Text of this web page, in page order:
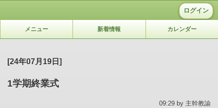
ログイン
メニュー 新着情報 カレンダー
[24年07月19日]
1学期終業式
09:29 by 主幹教諭